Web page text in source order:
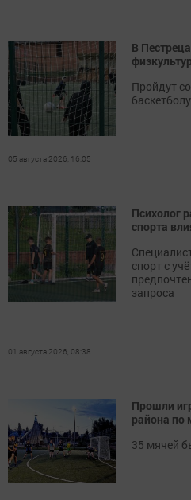
В
Пройдут
баскетболу
05 августа 2026, 16:05
Психолог
спорта
спорт с
запроса
01 августа 2026, 08:38
Прошли
района по
35 мячей